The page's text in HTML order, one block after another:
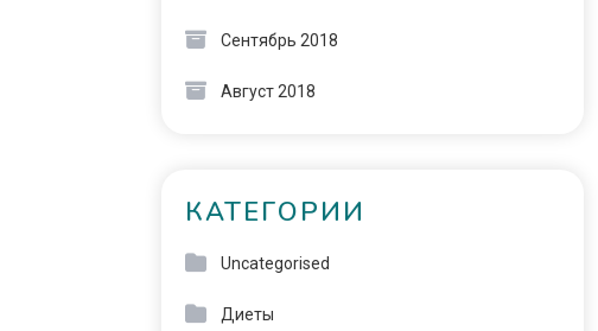
Сентябрь 2018
Август 2018
КАТЕГОРИИ
Uncategorised
Диеты